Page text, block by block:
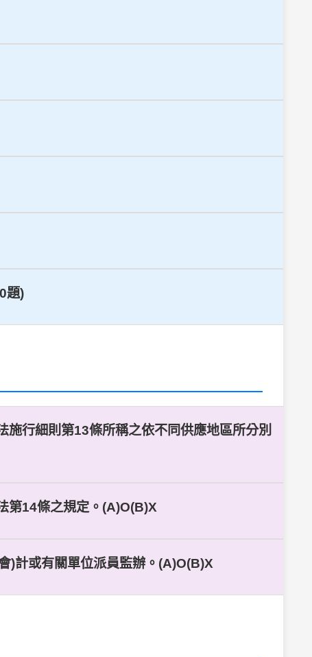
題)
行細則第13條所稱之依不同供應地區所分別
第14條之規定。(A)O(B)X
)計或有關單位派員監辦。(A)O(B)X